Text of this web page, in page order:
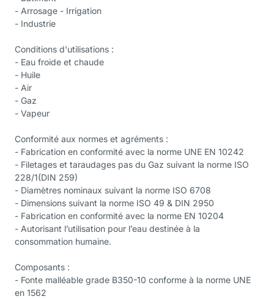
- Arrosage - Irrigation
- Industrie
Conditions d'utilisations :
- Eau froide et chaude
- Huile
- Air
- Gaz
- Vapeur
Conformité aux normes et agréments :
- Fabrication en conformité avec la norme UNE EN 10242
- Filetages et taraudages pas du Gaz suivant la norme ISO
228/1(DIN 259)
- Diamètres nominaux suivant la norme ISO 6708
- Dimensions suivant la norme ISO 49 & DIN 2950
- Fabrication en conformité avec la norme EN 10204
- Autorisant l’utilisation pour l’eau destinée à la
consommation humaine.
Composants :
- Fonte malléable grade B350-10 conforme à la norme UNE
en 1562